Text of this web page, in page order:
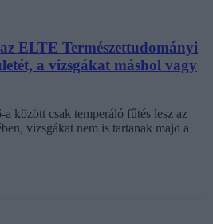
ELTE Természettudományi
a vizsgákat máshol vagy
között csak temperáló fűtés lesz az
vizsgákat nem is tartanak majd a